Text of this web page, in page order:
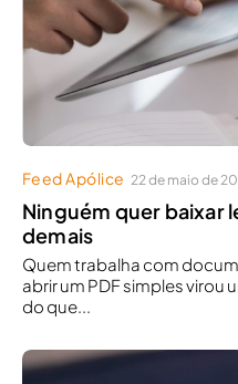
Feed Apólice 22 de maio de
Ninguém quer baixar
demais
Quem trabalha com
abrir um PDF simples
do que...